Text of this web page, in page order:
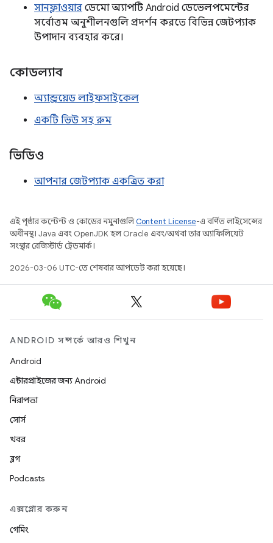
সানফ্লাওয়ার ডেমো অ্যাপটি Android ডেভেলপমেন্টের
সর্বোত্তম অনুশীলনগুলি প্রদর্শন করতে বিভিন্ন জেটপ্যাক
উপাদান ব্যবহার করে।
কোডল্যাব
অ্যান্ড্রয়েড লাইফসাইকেল
একটি ভিউ সহ রুম
ভিডিও
আপনার জেটপ্যাক একত্রিত করা
এই পৃষ্ঠার কন্টেন্ট ও কোডের নমুনাগুলিContent License-এ বর্ণিত লাইসেন্সের
অধীনস্থ। Java এবং OpenJDK হল Oracle এবং/অথবা তার অ্যাফিলিয়েট
সংস্থার রেজিস্টার্ড ট্রেডমার্ক।
2026-03-06 UTC-তে শেষবার আপডেট করা হয়েছে।
ANDROID সম্পর্কে আরও শিখুন
Android
এন্টারপ্রাইজের জন্য Android
নিরাপত্তা
সোর্স
খবর
ব্লগ
Podcasts
এক্সপ্লোর করুন
গেমিং